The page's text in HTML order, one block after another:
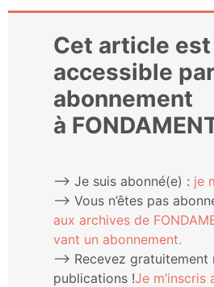
Cet article est
accessible par
abonnement
à
⟶ Je suis abonné(e) : je
⟶ Vous n’êtes pas
aux archives de
vant un abonnement.
⟶ Rece­vez gra­tui­te­ment
publi­ca­tions !Je m’ins­cris